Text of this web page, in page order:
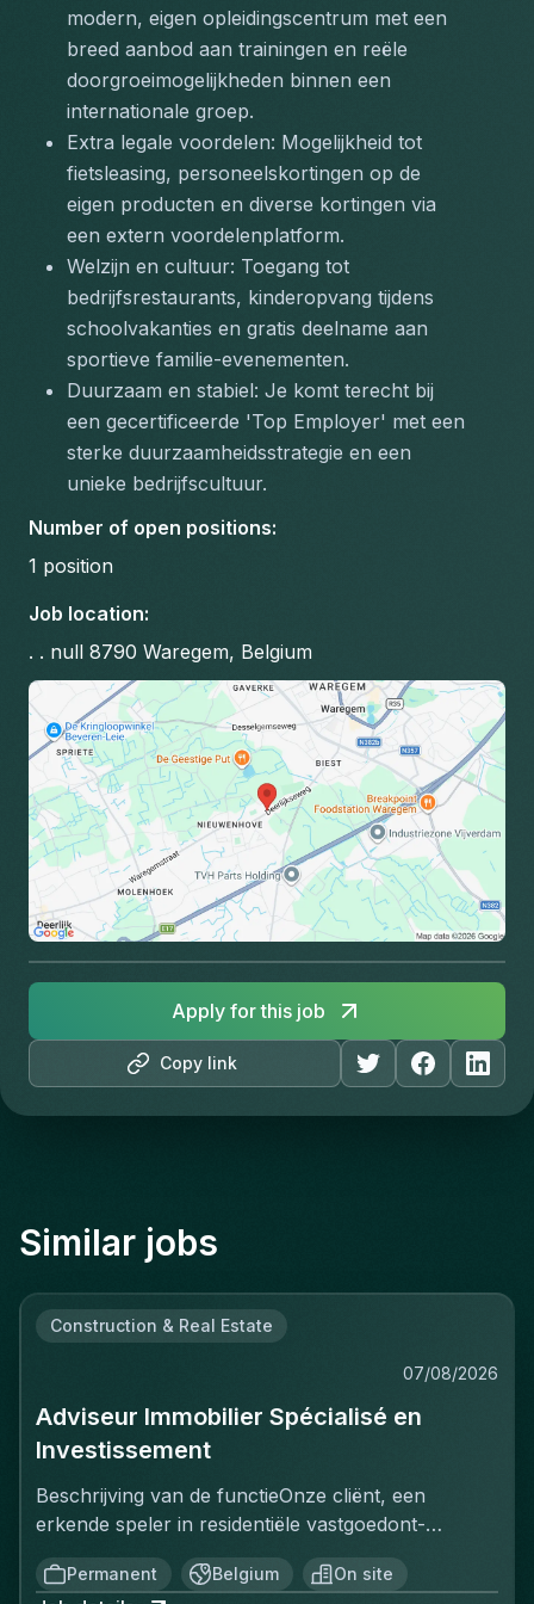
modern, eigen opleidingscentrum met een
breed aanbod aan trainingen en reële
doorgroeimogelijkheden binnen een
internationale groep.
Extra legale voordelen: Mogelijkheid tot
fietsleasing, personeelskortingen op de
eigen producten en diverse kortingen via
een extern voordelenplatform.
Welzijn en cultuur: Toegang tot
bedrijfsrestaurants, kinderopvang tijdens
schoolvakanties en gratis deelname aan
sportieve familie-evenementen.
Duurzaam en stabiel: Je komt terecht bij
een gecertificeerde 'Top Employer' met een
sterke duurzaamheidsstrategie en een
unieke bedrijfscultuur.
Number of open positions:
1 position
Job location:
. . null 8790 Waregem, Belgium
Copy link
Apply for this job
Similar jobs
Construction & Real Estate
07/08/2026
Adviseur Immobilier Spécialisé en
Investissement
Beschrijving van de functieOnze cliënt, een
erkende speler in residentiële vastgoedont­
wikkeling, zoekt een Adviseur Immobilier
gespecialiseerd in vastgoedbelegging om het
Permanent Belgium On site